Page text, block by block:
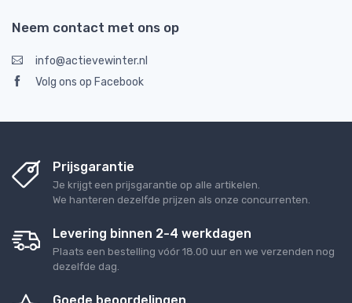
Neem contact met ons op
info@actievewinter.nl
Volg ons op Facebook
Prijsgarantie
Je krijgt een prijsgarantie op alle artikelen.
We hanteren dezelfde prijzen als onze concurrenten.
Levering binnen 2-4 werkdagen
Plaats een bestelling vóór 18.00 uur en we verzenden nog
dezelfde dag.